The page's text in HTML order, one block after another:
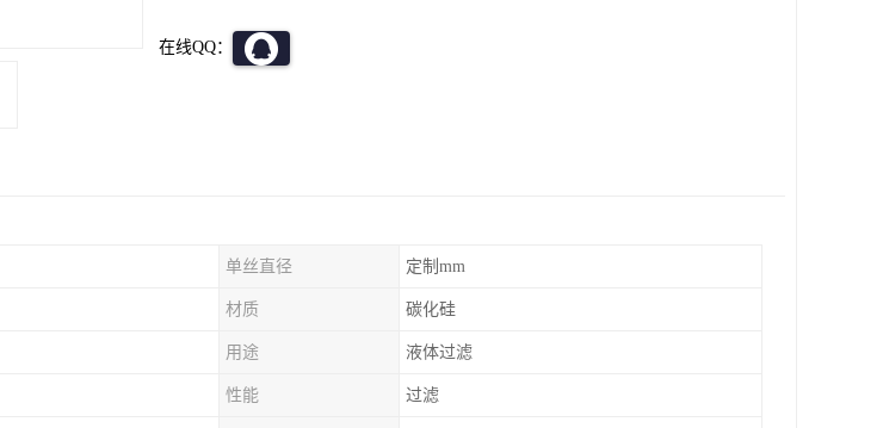
在线QQ：
单丝直径 定制mm
材质 碳化硅
用途 液体过滤
性能 过滤